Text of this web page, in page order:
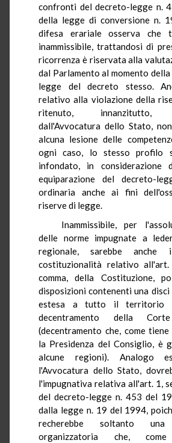
confronti del decreto-legge n.
della legge di conversione n.
difesa erariale osserva che
inammissibile, trattandosi di
ricorrenza è riservata alla
dal Parlamento al momento
legge del decreto stesso.
relativo alla violazione della
ritenuto, innanzitutto,
dall'Avvocatura dello Stato,
alcuna lesione delle
ogni caso, lo stesso profilo
infondato, in considerazione
equiparazione del decreto-
ordinaria anche ai fini
riserve di legge.
Inammissibile, per
delle norme impugnate a
regionale, sarebbe
costituzionalità relativo all'art.
comma, della Costituzione,
disposizioni contenenti una disci
estesa a tutto il territorio
decentramento della
(decentramento che, come
la Presidenza del Consiglio, è
alcune regioni). Analogo
l'Avvocatura dello Stato,
l'impugnativa relativa all'art. 1,
del decreto-legge n. 453 del
dalla legge n. 19 del 1994,
recherebbe soltanto una
organizzatoria che,